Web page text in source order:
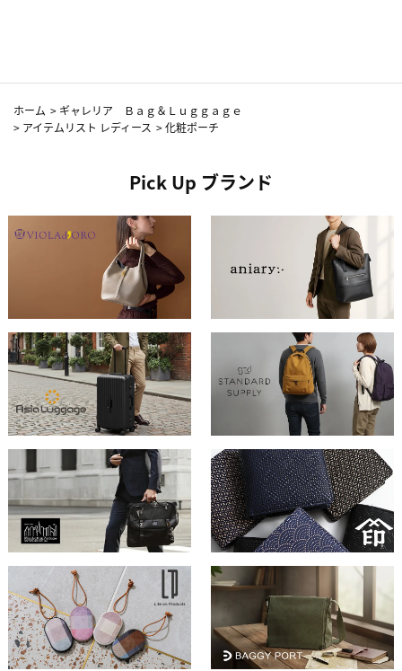
ホーム > ギャレリア Ｂａｇ＆Ｌｕｇｇａｇｅ
> アイテムリスト レディース >化粧ポーチ
Pick Up ブランド